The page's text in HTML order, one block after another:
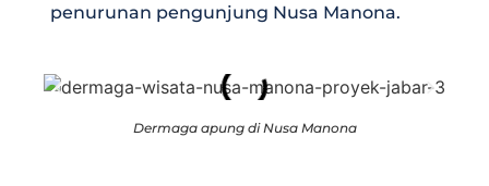
penurunan pengunjung Nusa Manona.
Dermaga apung di Nusa Manona